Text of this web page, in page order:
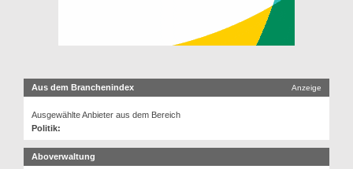
Aus dem Branchenindex Anzeige
Ausgewählte Anbieter aus dem Bereich
Politik:
Aboverwaltung